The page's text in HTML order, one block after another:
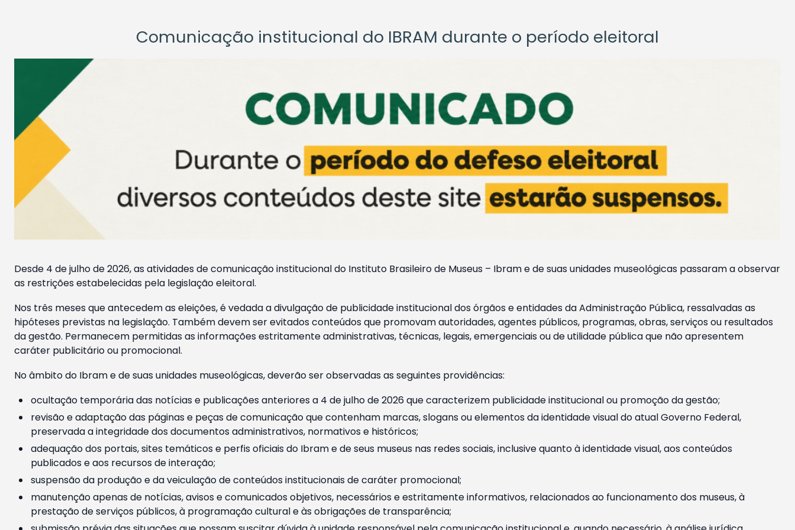
Comunicação institucional do IBRAM durante o período eleitoral
Desde 4 de julho de 2026, as atividades de comunicação institucional do Instituto Brasileiro de Museus – Ibram e de suas unidades museológicas passaram a observar
as restrições estabelecidas pela legislação eleitoral.
Nos três meses que antecedem as eleições, é vedada a divulgação de publicidade institucional dos órgãos e entidades da Administração Pública, ressalvadas as
hipóteses previstas na legislação. Também devem ser evitados conteúdos que promovam autoridades, agentes públicos, programas, obras, serviços ou resultados
da gestão. Permanecem permitidas as informações estritamente administrativas, técnicas, legais, emergenciais ou de utilidade pública que não apresentem
caráter publicitário ou promocional.
No âmbito do Ibram e de suas unidades museológicas, deverão ser observadas as seguintes providências:
ocultação temporária das notícias e publicações anteriores a 4 de julho de 2026 que caracterizem publicidade institucional ou promoção da gestão;
revisão e adaptação das páginas e peças de comunicação que contenham marcas, slogans ou elementos da identidade visual do atual Governo Federal,
preservada a integridade dos documentos administrativos, normativos e históricos;
adequação dos portais, sites temáticos e perfis oficiais do Ibram e de seus museus nas redes sociais, inclusive quanto à identidade visual, aos conteúdos
publicados e aos recursos de interação;
suspensão da produção e da veiculação de conteúdos institucionais de caráter promocional;
manutenção apenas de notícias, avisos e comunicados objetivos, necessários e estritamente informativos, relacionados ao funcionamento dos museus, à
prestação de serviços públicos, à programação cultural e às obrigações de transparência;